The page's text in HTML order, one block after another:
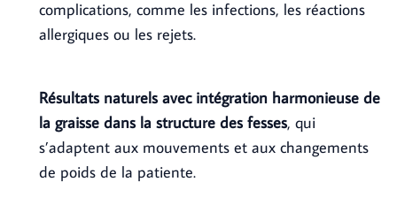
complications, comme les infections, les réactions
allergiques ou les rejets.
Résultats naturels avec intégration harmonieuse de
la graisse dans la structure des fesses, qui
s’adaptent aux mouvements et aux changements
de poids de la patiente.